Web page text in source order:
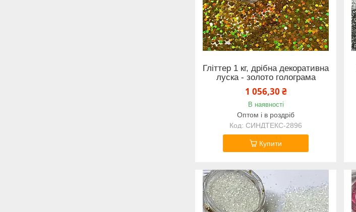
Гліттер 1 кг, дрібна декоративна
луска - золото голограма
1 056,30 ₴
В наявності
Оптом і в роздріб
СИНДТЕКС-2896
Купити